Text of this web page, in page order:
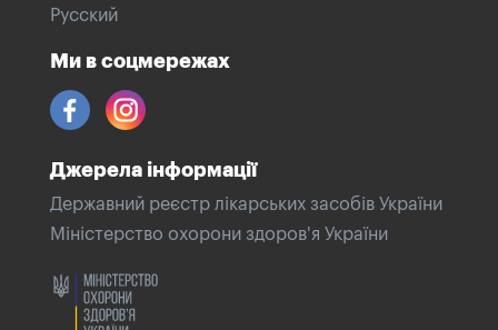
Русский
Ми в соцмережах
Джерела інформації
Державний реєстр лікарських засобів України
Міністерство охорони здоров'я України